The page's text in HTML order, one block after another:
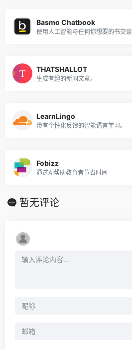
Basmo Chatbook
使用人工智能与任何你想要的书交谈
THATSHALLOT
生成有趣的新闻文章。
LearnLingo
带有个性化反馈的智能语言学习。
Fobizz
通过AI帮助教育者节省时间
暂无评论